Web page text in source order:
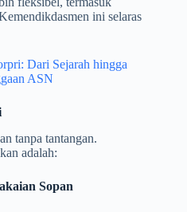
ini selaras
Dari Sejarah hingga
ASN
tanpa tantangan.
adalah:
Sopan